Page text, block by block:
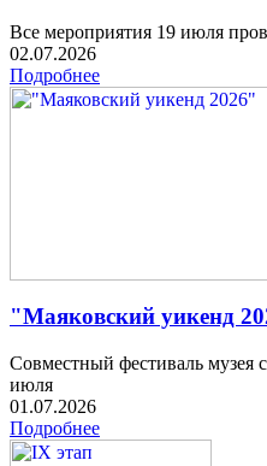
Все мероприятия 19 июля
02.07.2026
Подробнее
"Маяковский уикенд
Совместный фестиваль музея
июля
01.07.2026
Подробнее